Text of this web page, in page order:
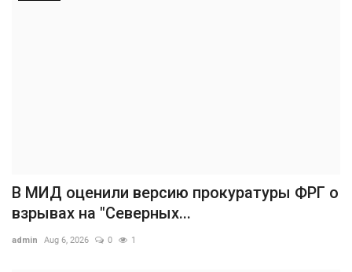
В МИД оценили версию прокуратуры ФРГ о
взрывах на "Северных...
admin Aug 6, 2026 0 1